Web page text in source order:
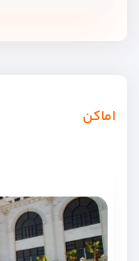
اماکن